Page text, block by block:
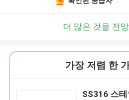
더 많은 것을 전
가장 저렴 한
SS316 스